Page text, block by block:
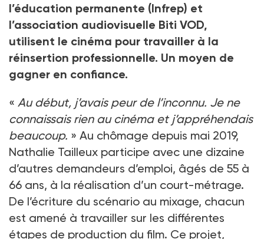
l’éducation permanente (Infrep) et
l’association audiovisuelle Biti VOD,
utilisent le cinéma pour travailler à la
réinsertion professionnelle. Un moyen de
gagner en confiance.
« Au début, j’avais peur de l’inconnu. Je ne
connaissais rien au cinéma et j’appréhendais
beaucoup. » Au chômage depuis mai 2019,
Nathalie Tailleux participe avec une dizaine
d’autres demandeurs d’emploi, âgés de 55 à
66 ans, à la réalisation d’un court-métrage.
De l’écriture du scénario au mixage, chacun
est amené à travailler sur les différentes
étapes de production du film. Ce projet,